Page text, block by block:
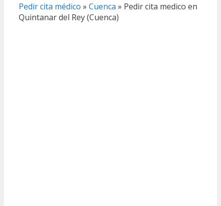
Pedir cita médico » Cuenca » Pedir cita medico en
Quintanar del Rey (Cuenca)